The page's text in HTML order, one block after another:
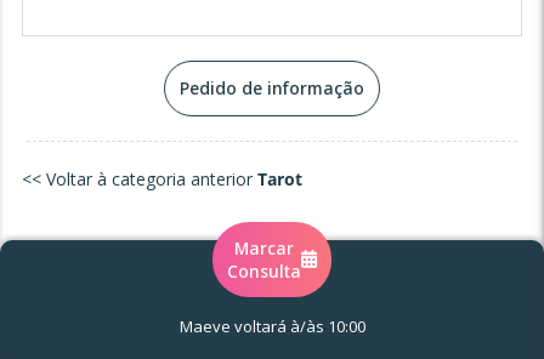
Pedido de informação
<< Voltar à categoria anterior Tarot
Marcar
Consulta
Maeve voltará à/às 10:00